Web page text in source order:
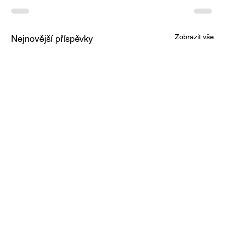
Nejnovější příspěvky Zobrazit vše